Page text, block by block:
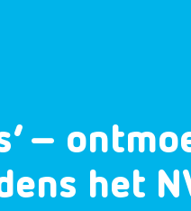
–
het